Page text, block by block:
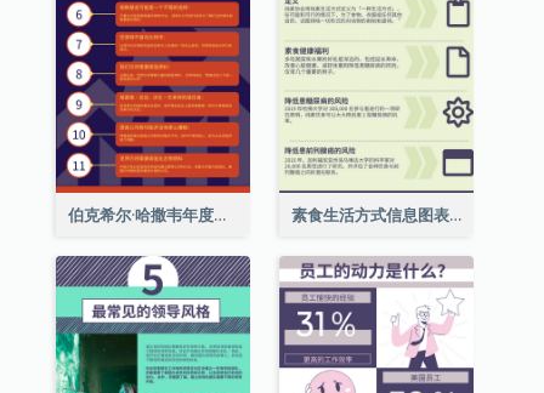
伯克希尔·哈撒韦年度股东大会的11个要点 素食生活方式信息图表